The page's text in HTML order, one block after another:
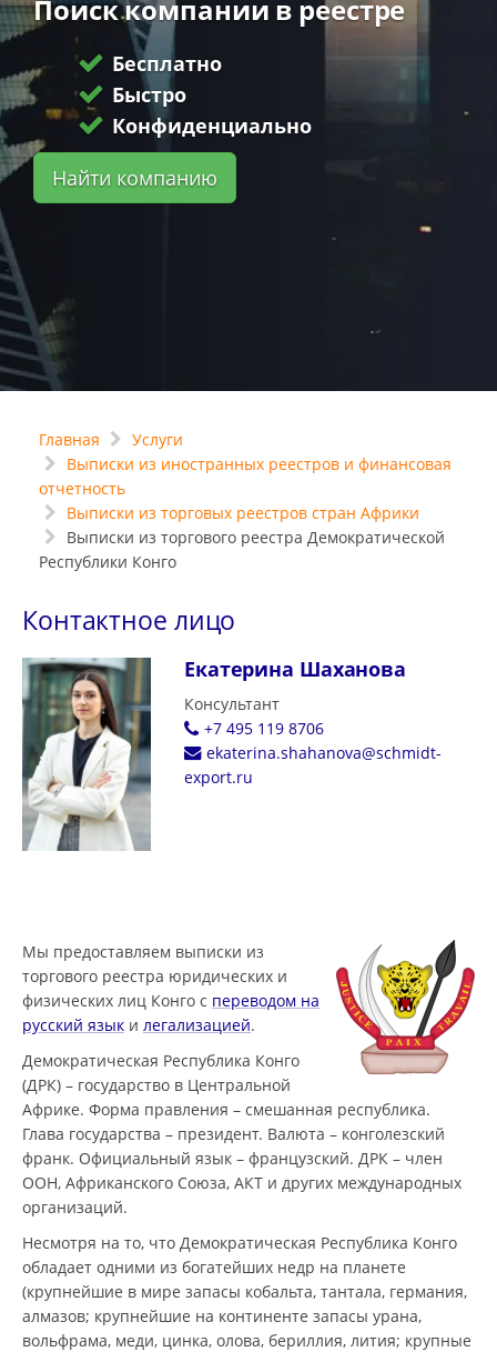
Поиск компании в реестре
Бесплатно
Быстро
Конфиденциально
Найти компанию
Главная
Услуги
Выписки из иностранных реестров и финансовая
отчетность
Выписки из торговых реестров стран Африки
Выписки из торгового реестра Демократической
Республики Конго
Контактное лицо
Екатерина Шаханова
Консультант
+7 495 119 8706
ekaterina.shahanova@schmidt-
export.ru
Мы предоставляем выписки из
торгового реестра юридических и
физических лиц Конго с переводом на
русский язык и легализацией.
Демократическая Республика Конго
(ДРК) – государство в Центральной
Африке. Форма правления – смешанная республика.
Глава государства – президент. Валюта – конголезский
франк. Официальный язык – французский. ДРК – член
ООН, Африканского Союза, АКТ и других международных
организаций.
Несмотря на то, что Демократическая Республика Конго
обладает одними из богатейших недр на планете
(крупнейшие в мире запасы кобальта, тантала, германия,
алмазов; крупнейшие на континенте запасы урана,
вольфрама, меди, цинка, олова, бериллия, лития; крупные